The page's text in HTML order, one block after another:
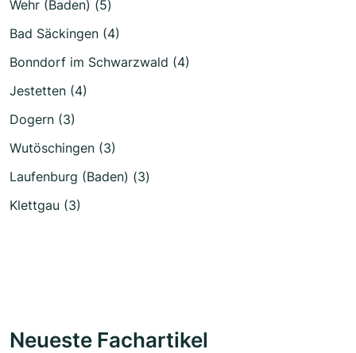
Wehr (Baden) (5)
Bad Säckingen (4)
Bonndorf im Schwarzwald (4)
Jestetten (4)
Dogern (3)
Wutöschingen (3)
Laufenburg (Baden) (3)
Klettgau (3)
Neueste Fachartikel